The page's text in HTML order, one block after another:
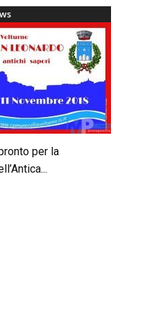
per la